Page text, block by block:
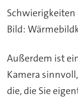
Bild:
Außerdem ist
Kamera
die, die Sie